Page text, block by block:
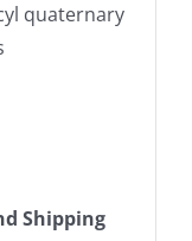
quaternary
Shipping